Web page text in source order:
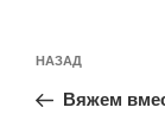
по
записям
Предыдущая
запись:
НАЗАД
Вяжем